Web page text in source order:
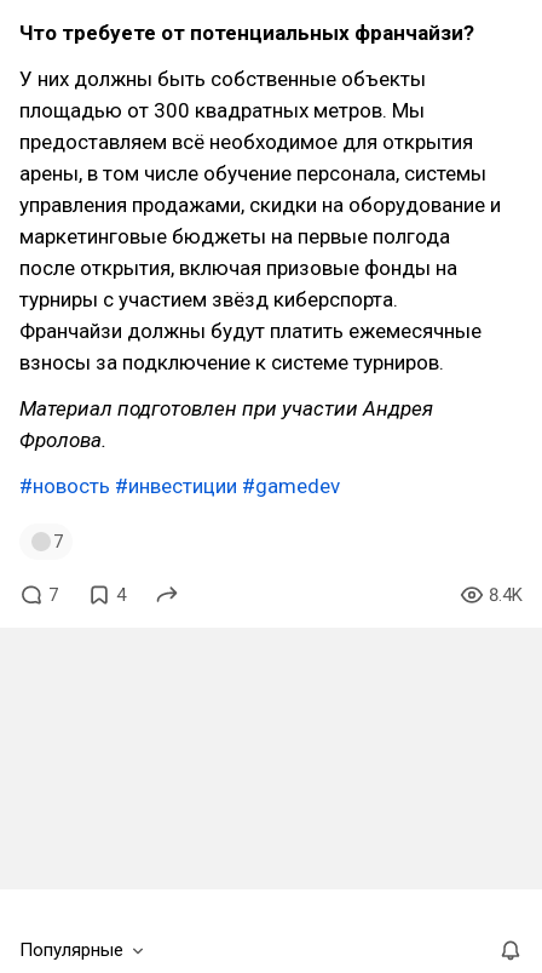
Что требуете от потенциальных франчайзи?
У них должны быть собственные объекты
площадью от 300 квадратных метров. Мы
предоставляем всё необходимое для открытия
арены, в том числе обучение персонала, системы
управления продажами, скидки на оборудование и
маркетинговые бюджеты на первые полгода
после открытия, включая призовые фонды на
турниры с участием звёзд киберспорта.
Франчайзи должны будут платить ежемесячные
взносы за подключение к системе турниров.
Материал подготовлен при участии Андрея
Фролова.
#новость #инвестиции #gamedev
7
7 4 8.4K
Популярные